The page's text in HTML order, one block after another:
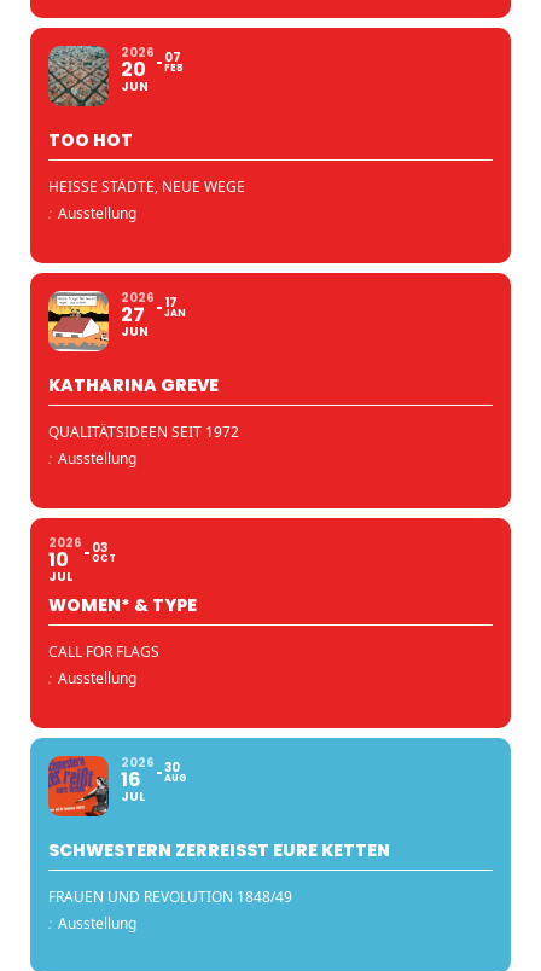
2026
20
JUN
07
FEB
TOO HOT
HEISSE STÄDTE, NEUE WEGE
: Ausstellung
2026
27
JUN
17
JAN
KATHARINA GREVE
QUALITÄTSIDEEN SEIT 1972
: Ausstellung
2026
10
JUL
03
OCT
WOMEN* & TYPE
CALL FOR FLAGS
: Ausstellung
2026
16
JUL
30
AUG
SCHWESTERN ZERREISST EURE KETTEN
FRAUEN UND REVOLUTION 1848/49
: Ausstellung